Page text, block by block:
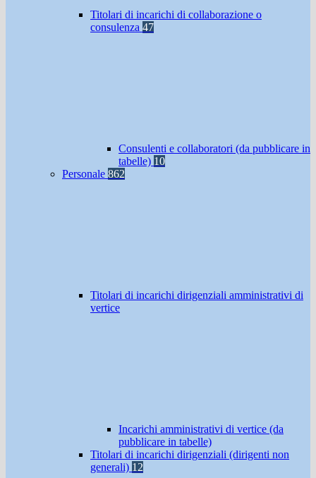
Titolari di incarichi di collaborazione o
consulenza 47
Consulenti e collaboratori (da pubblicare in
tabelle) 10
Personale 862
Titolari di incarichi dirigenziali amministrativi di
vertice
Incarichi amministrativi di vertice (da
pubblicare in tabelle)
Titolari di incarichi dirigenziali (dirigenti non
generali) 12